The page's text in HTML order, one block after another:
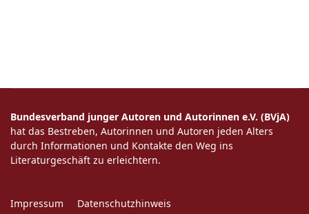
Bundesverband junger Autoren und Autorinnen e.V. (BVjA)
hat das Bestreben, Autorinnen und Autoren jeden Alters
durch Informationen und Kontakte den Weg ins
Literaturgeschäft zu erleichtern.
Impressum
Datenschutzhinweis